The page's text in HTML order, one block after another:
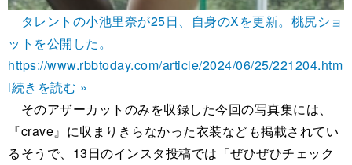
タレントの小池里奈が25日、自身のXを更新。桃尻ショ
ットを公開した。
https://www.rbbtoday.com/article/2024/06/25/221204.htm
l続きを読む »
そのアザーカットのみを収録した今回の写真集には、
『crave』に収まりきらなかった衣装なども掲載されてい
るそうで、13日のインスタ投稿では「ぜひぜひチェック